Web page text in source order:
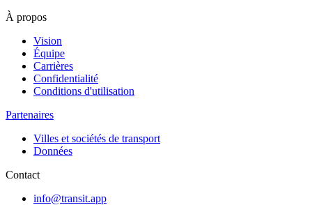
À propos
Vision
Équipe
Carrières
Confidentialité
Conditions d'utilisation
Partenaires
Villes et sociétés de transport
Données
Contact
info@transit.app